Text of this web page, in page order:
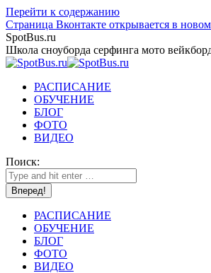
Перейти к содержанию
Страница Вконтакте открывается в
SpotBus.ru
Школа сноуборда серфинга мото
РАСПИСАНИЕ
ОБУЧЕНИЕ
БЛОГ
ФОТО
ВИДЕО
Поиск:
РАСПИСАНИЕ
ОБУЧЕНИЕ
БЛОГ
ФОТО
ВИДЕО